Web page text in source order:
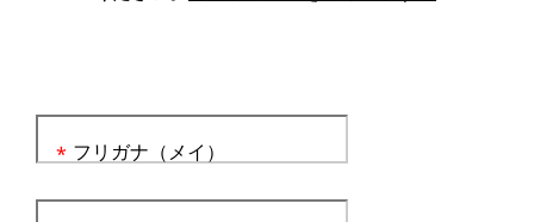
フリガナ（メイ）
*